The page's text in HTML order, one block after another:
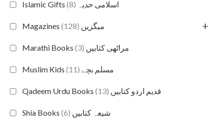
Islamic Gifts اسلامی حدیہ (8)
Magazines میگزین (128) +
Marathi Books مراٹھی کتابیں (3)
Muslim Kids مسلم بچے (11)
Qadeem Urdu Books قدیم اردو کتابیں (13)
Shia Books شیعہ کتابیں (6)